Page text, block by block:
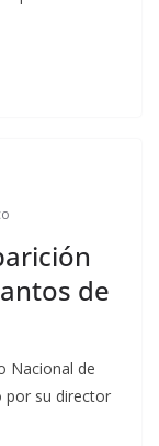
de
Nacional de
por su director